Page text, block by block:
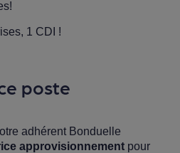
1 CDI !
poste
adhérent Bonduelle
approvisionnement pour